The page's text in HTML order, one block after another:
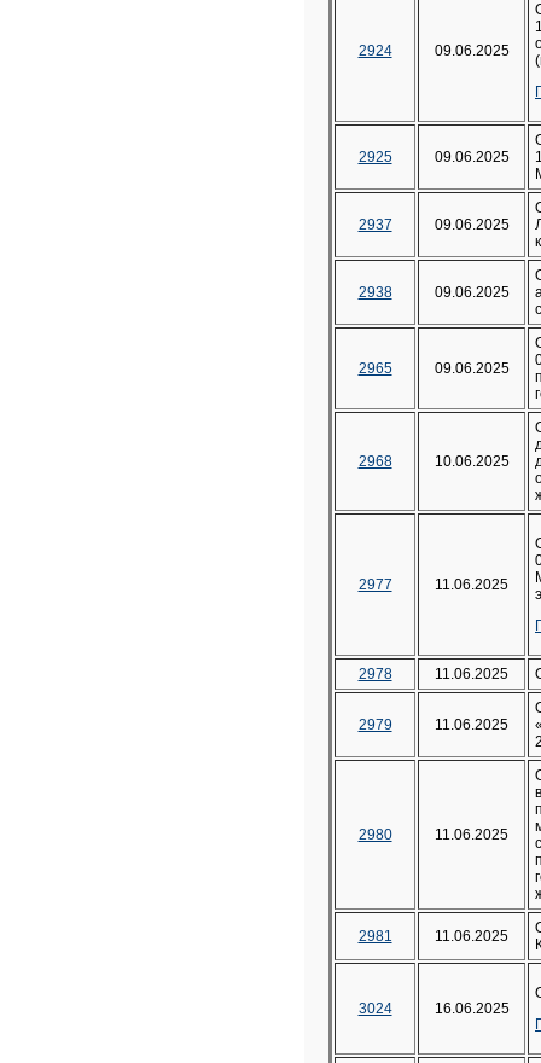
2924 09.06.2025
2925 09.06.2025
2937 09.06.2025
2938 09.06.2025
2965 09.06.2025
2968 10.06.2025
2977 11.06.2025
2978 11.06.2025
2979 11.06.2025
2980 11.06.2025
2981 11.06.2025
3024 16.06.2025